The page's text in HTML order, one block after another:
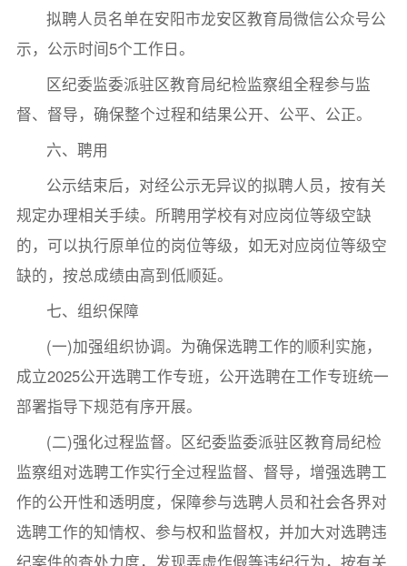
拟聘人员名单在安阳市龙安区教育局微信公众号公
示，公示时间5个工作日。
区纪委监委派驻区教育局纪检监察组全程参与监
督、督导，确保整个过程和结果公开、公平、公正。
六、聘用
公示结束后，对经公示无异议的拟聘人员，按有关
规定办理相关手续。所聘用学校有对应岗位等级空缺
的，可以执行原单位的岗位等级，如无对应岗位等级空
缺的，按总成绩由高到低顺延。
七、组织保障
(一)加强组织协调。为确保选聘工作的顺利实施，
成立2025公开选聘工作专班，公开选聘在工作专班统一
部署指导下规范有序开展。
(二)强化过程监督。区纪委监委派驻区教育局纪检
监察组对选聘工作实行全过程监督、督导，增强选聘工
作的公开性和透明度，保障参与选聘人员和社会各界对
选聘工作的知情权、参与权和监督权，并加大对选聘违
纪案件的查处力度，发现弄虚作假等违纪行为，按有关